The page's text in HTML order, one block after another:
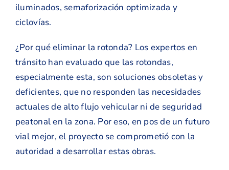
iluminados, semaforización optimizada y
ciclovías.
¿Por qué eliminar la rotonda? Los expertos en
tránsito han evaluado que las rotondas,
especialmente esta, son soluciones obsoletas y
deficientes, que no responden las necesidades
actuales de alto flujo vehicular ni de seguridad
peatonal en la zona. Por eso, en pos de un futuro
vial mejor, el proyecto se comprometió con la
autoridad a desarrollar estas obras.